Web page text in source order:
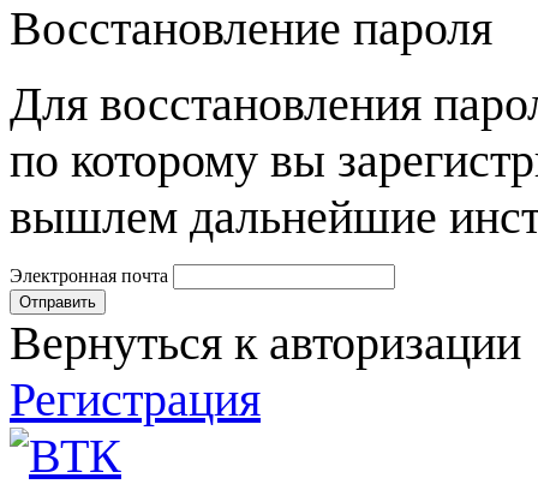
Восстановление пароля
Для восстановления
по которому вы
вышлем дальнейшие
Электронная почта
Вернуться к авторизации
Регистрация